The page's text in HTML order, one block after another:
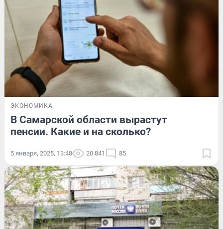
ЭКОНОМИКА
В Самарской области вырастут
пенсии. Какие и на сколько?
5 января, 2025, 13:48 20 841 85